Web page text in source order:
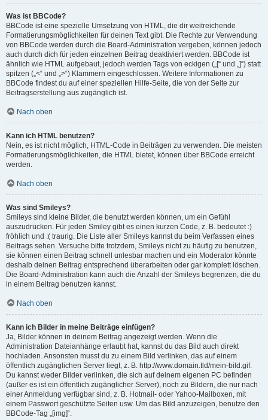
Was ist BBCode?
BBCode ist eine spezielle Umsetzung von HTML, die dir weitreichende
Formatierungsmöglichkeiten für deinen Text gibt. Die Rechte zur Verwendung
von BBCode werden durch die Board-Administration vergeben, können jedoch
auch durch dich für jeden einzelnen Beitrag deaktiviert werden. BBCode ist
ähnlich wie HTML aufgebaut, jedoch werden Tags von eckigen („[“ und „]“) statt
spitzen („<“ und „>“) Klammern eingeschlossen. Weitere Informationen zu
BBCode findest du auf einer speziellen Hilfe-Seite, die von der Seite zur
Beitragserstellung aus zugänglich ist.
Nach oben
Kann ich HTML benutzen?
Nein, es ist nicht möglich, HTML-Code in Beiträgen zu verwenden. Die meisten
Formatierungsmöglichkeiten, die HTML bietet, können über BBCode erreicht
werden.
Nach oben
Was sind Smileys?
Smileys sind kleine Bilder, die benutzt werden können, um ein Gefühl
auszudrücken. Für jeden Smiley gibt es einen kurzen Code, z. B. bedeutet :)
fröhlich und :( traurig. Die Liste aller Smileys kannst du beim Verfassen eines
Beitrags sehen. Versuche bitte trotzdem, Smileys nicht zu häufig zu benutzen,
sie können einen Beitrag schnell unlesbar machen und ein Moderator könnte
deshalb deinen Beitrag entsprechend überarbeiten oder gar komplett löschen.
Die Board-Administration kann auch die Anzahl der Smileys begrenzen, die du
in einem Beitrag benutzen kannst.
Nach oben
Kann ich Bilder in meine Beiträge einfügen?
Ja, Bilder können in deinem Beitrag angezeigt werden. Wenn die
Administration Dateianhänge erlaubt hat, kannst du das Bild auch direkt
hochladen. Ansonsten musst du zu einem Bild verlinken, das auf einem
öffentlich zugänglichen Server liegt, z. B. http://www.domain.tld/mein-bild.gif.
Du kannst weder Bilder verlinken, die sich auf deinem eigenen PC befinden
(außer es ist ein öffentlich zugänglicher Server), noch zu Bildern, die nur nach
einer Anmeldung verfügbar sind, z. B. Hotmail- oder Yahoo-Mailboxen, mit
einem Passwort geschützte Seiten usw. Um das Bild anzuzeigen, benutze den
BBCode-Tag „[img]“.